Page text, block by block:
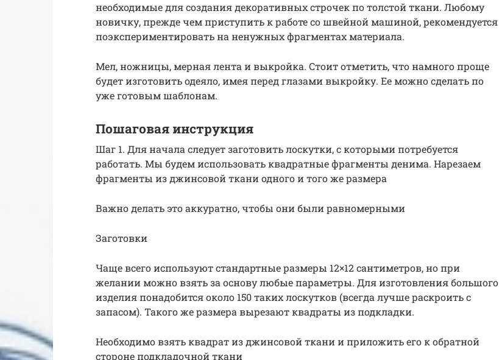
необходимые для создания декоративных строчек по толстой ткани. Любому
новичку, прежде чем приступить к работе со швейной машиной, рекомендуется
поэкспериментировать на ненужных фрагментах материала.
Мел, ножницы, мерная лента и выкройка. Стоит отметить, что намного проще
будет изготовить одеяло, имея перед глазами выкройку. Ее можно сделать по
уже готовым шаблонам.
Пошаговая инструкция
Шаг 1. Для начала следует заготовить лоскутки, с которыми потребуется
работать. Мы будем использовать квадратные фрагменты денима. Нарезаем
фрагменты из джинсовой ткани одного и того же размера
Важно делать это аккуратно, чтобы они были равномерными
Заготовки
Чаще всего используют стандартные размеры 12×12 сантиметров, но при
желании можно взять за основу любые параметры. Для изготовления большого
изделия понадобится около 150 таких лоскутков (всегда лучше раскроить с
запасом). Такого же размера вырезают квадраты из подкладки.
Необходимо взять квадрат из джинсовой ткани и приложить его к обратной
стороне подкладочной ткани